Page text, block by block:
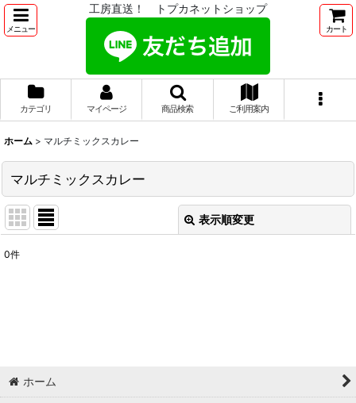
メニュー
工房直送！ トプカネットショップ
カート
カテゴリ マイページ 商品検索 ご利用案内
ホーム > マルチミックスカレー
マルチミックスカレー
表示順変更
0件
ホーム